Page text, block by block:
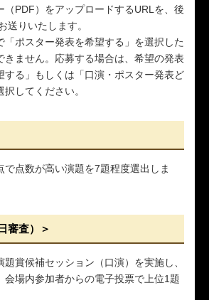
PDF）をアップロードするURLを、後
送りいたします。
ポスター発表を希望する」を選択した
きません。応募する場合は、希望の発表
する」もしくは「口演・ポスター発表ど
してください。
で点数が高い演題を7題程度選出しま
審査）＞
賞候補セッション（口演）を実施し、
会場内参加者からの電子投票で上位1題